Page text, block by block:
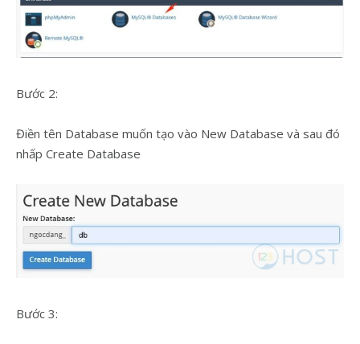
Bước 2:
Điền tên Database muốn tạo vào New Database và sau đó
nhấp Create Database
Bước 3: